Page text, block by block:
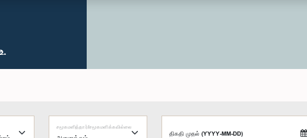
சமூகமளித்தார்/சமூகமளிக்கவில்லை
திகதி முதல் (YYYY-MM-DD)